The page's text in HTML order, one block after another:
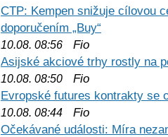
CTP: Kempen snižuje cílovou
doporučením „Buy“
10.08. 08:56 Fio
Asijské akciové trhy rostly na
10.08. 08:50 Fio
Evropské futures kontrakty se
10.08. 08:44 Fio
Očekávané události: Míra